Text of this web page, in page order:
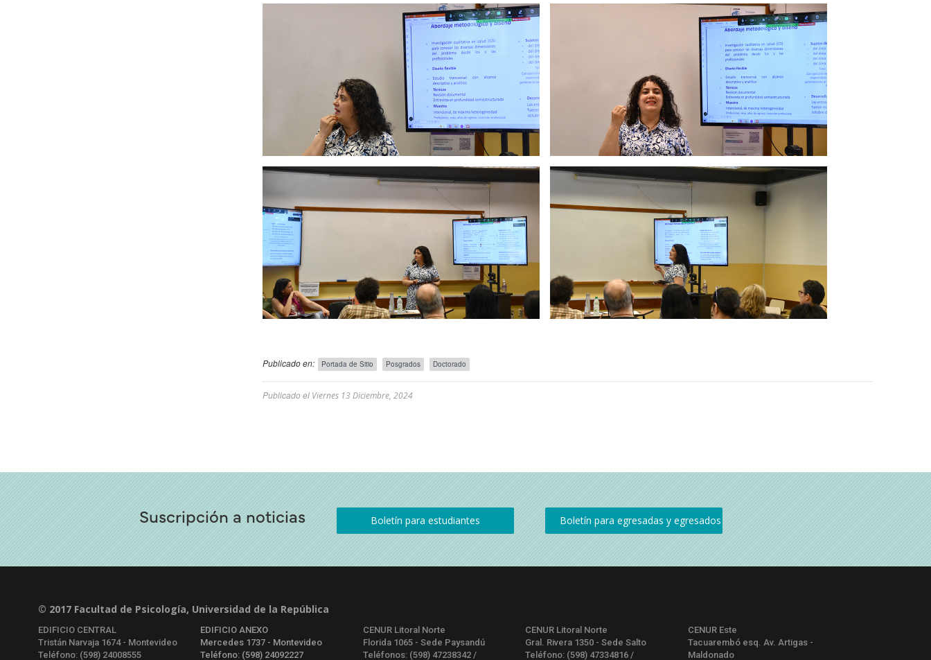
Publicado en: Portada de Sitio Posgrados Doctorado
Publicado el Viernes 13 Diciembre, 2024
Suscripción a noticias
© 2017 Facultad de Psicología, Universidad de la República
EDIFICIO CENTRAL
Tristán Narvaja 1674 - Montevideo
Teléfono: (598) 24008555
EDIFICIO ANEXO
Mercedes 1737 - Montevideo
Teléfono: (598) 24092227
CENUR Litoral Norte
Florida 1065 - Sede Paysandú
Teléfonos: (598) 47238342 /
CENUR Litoral Norte
Gral. Rivera 1350 - Sede Salto
Teléfono: (598) 47334816 /
CENUR Este
Tacuarembó esq. Av. Artigas -
Maldonado